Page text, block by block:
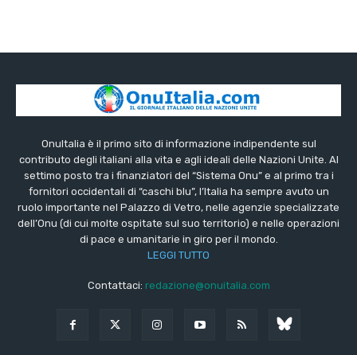
OnuItalia è il primo sito di informazione indipendente sul
contributo degli italiani alla vita e agli ideali delle Nazioni Unite. Al
settimo posto tra i finanziatori del “Sistema Onu” e al primo tra i
fornitori occidentali di “caschi blu”, l’Italia ha sempre avuto un
ruolo importante nel Palazzo di Vetro, nelle agenzie specializzate
dell’Onu (di cui molte ospitate sul suo territorio) e nelle operazioni
di pace e umanitarie in giro per il mondo.
LEGGI TUTTO
Contattaci: redazione@onuitalia.com